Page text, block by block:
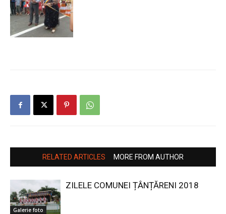
RELATED ARTICLES MORE FROM AUTHOR
Galerie foto
ZILELE COMUNEI ȚÂNȚĂRENI 2018